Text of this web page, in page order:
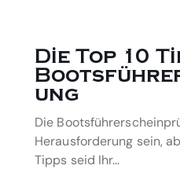
Die Top 10
ung
Die
Herausforderung sein,
Tipps seid Ihr…